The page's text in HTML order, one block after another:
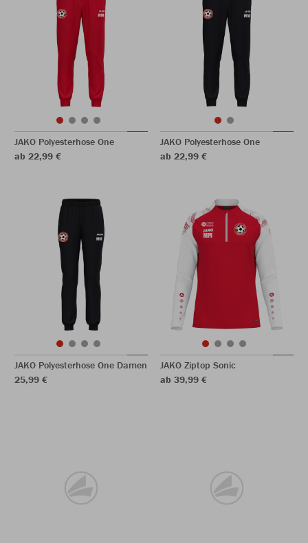
JAKO Polyesterhose One
ab 22,99 €
JAKO Polyesterhose One
ab 22,99 €
JAKO Polyesterhose One Damen
25,99 €
JAKO Ziptop Sonic
ab 39,99 €